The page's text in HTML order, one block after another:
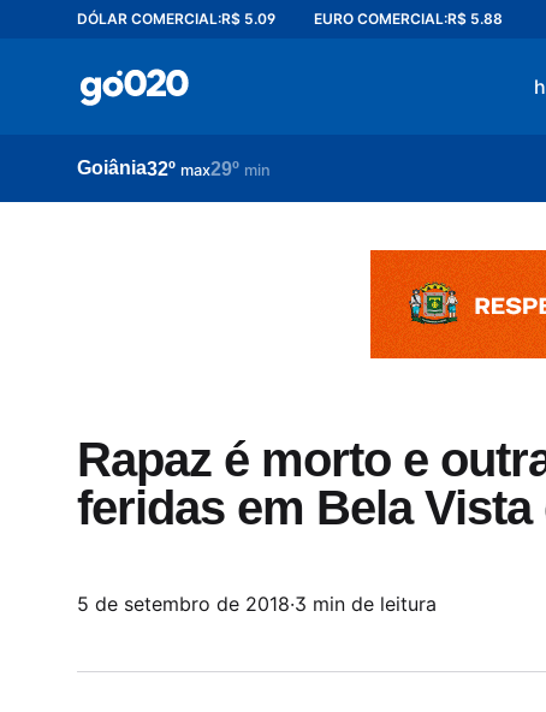
DÓLAR COMERCIAL:R$ 5.09 EURO COMERCIAL:R$ 5.88
Goiânia32º max29º min
Rapaz é morto e
feridas em Bela Vista
5 de setembro de 2018·3 min de leitura
acontece agora
esporte